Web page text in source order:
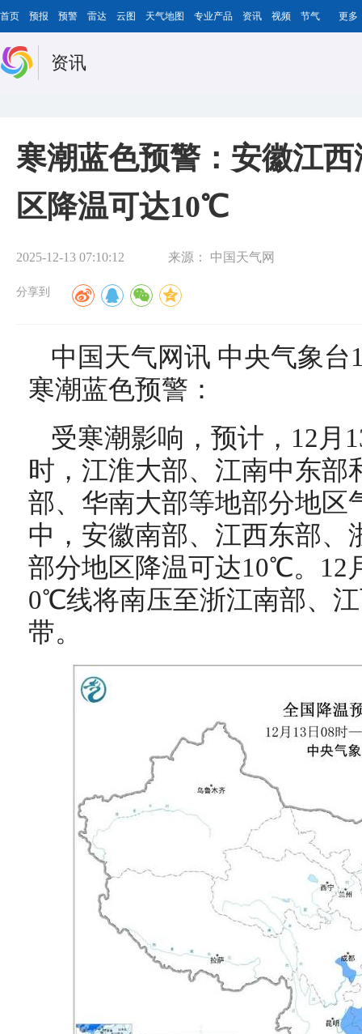
首页 预报 预警 雷达 云图 天气地图 专业产品 资讯 视频 节气 更多
资讯
寒潮蓝色预警：安徽江
区降温可达10℃
2025-12-13 07:10:12 来源： 中国天气网
分享到
中国天气网讯 中央气象台
寒潮蓝色预警：
受寒潮影响，预计，12月
时，江淮大部、江南中东部
部、华南大部等地部分地
中，安徽南部、江西东部、
部分地区降温可达10℃。12
0℃线将南压至浙江南部、
带。